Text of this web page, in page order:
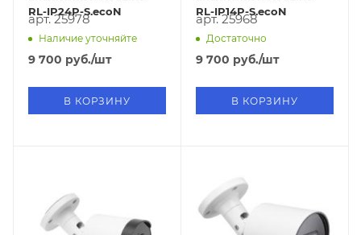
RL-IP24P-S.ecoN
арт. 25978
Наличие уточняйте
9 700 руб./шт
В КОРЗИНУ
RL-IP14P-S.ecoN
арт. 25968
Достаточно
9 700 руб./шт
В КОРЗИНУ